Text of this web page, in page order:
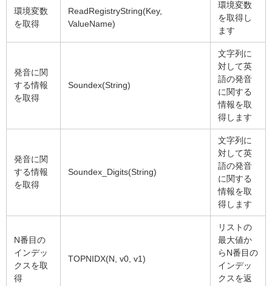
環境変数
を取得
ReadRegistryString(Key,
ValueName)
環境変数
を取得し
ます
発音に関
する情報
を取得
Soundex(String)
文字列に
対して英
語の発音
に関する
情報を取
得します
発音に関
する情報
を取得
Soundex_Digits(String)
文字列に
対して英
語の発音
に関する
情報を取
得します
N番目の
インデッ
クスを取
得
TOPNIDX(N, v0, v1)
リストの
最大値か
らN番目の
インデッ
クスを返